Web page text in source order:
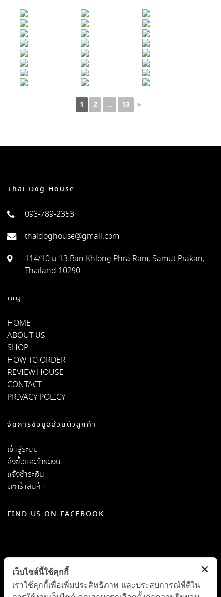
1 2 ... 13 ►
Thai Dog House
093-789-2353
thaidoghouse@gmail.com
114/10 ม.13 Ban Khlong Phra Ram, Samut Prakan,
Thailand 10290
เมนู
HOME
ABOUT US
SHOP
HOW TO ORDER
REVIEW HOUSE
CONTACT
PRIVACY POLICY
จัดการข้อมูลส่วนตัวลูกค้า
เข้าสู่ระบบ
สั่งซื้อและชำระเงิน
แจ้งชำระเงิน
ตะกร้าสินค้า
FIND US ON FACEBOOK
เว็บไซต์นี้ใช้คุกกี้
เราใช้คุกกี้เพื่อเพิ่มประสิทธิภาพ และประสบการณ์ที่ดีใน